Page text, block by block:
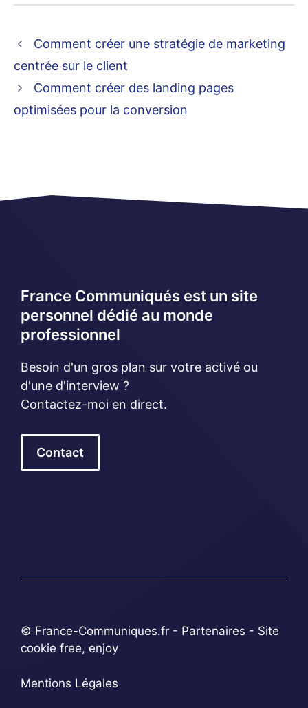
Comment créer une stratégie de marketing
centrée sur le client
Comment créer des landing pages
optimisées pour la conversion
France Communiqués est un site
personnel dédié au monde
professionnel
Besoin d'un gros plan sur votre activé ou
d'une d'interview ?
Contactez-moi en direct.
Contact
© France-Communiques.fr - Partenaires - Site
cookie free, enjoy
Mentions Légales